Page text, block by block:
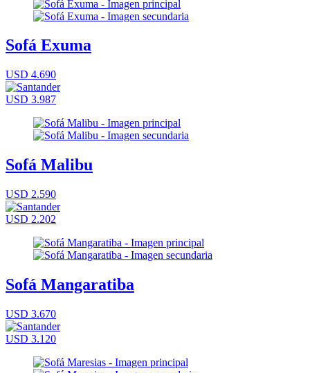
Sofá Exuma
USD 4.690
USD 3.987
Sofá Malibu
USD 2.590
USD 2.202
Sofá Mangaratiba
USD 3.670
USD 3.120